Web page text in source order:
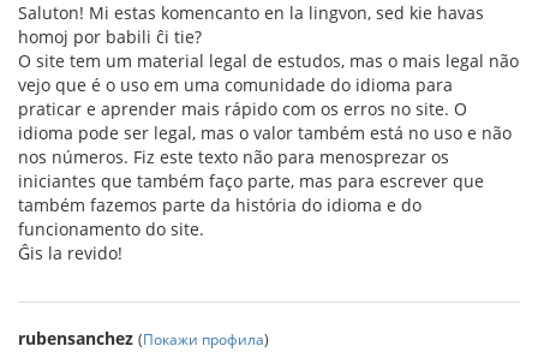
Saluton! Mi estas komencanto en la lingvon, sed kie havas
homoj por babili ĉi tie?
O site tem um material legal de estudos, mas o mais legal não
vejo que é o uso em uma comunidade do idioma para
praticar e aprender mais rápido com os erros no site. O
idioma pode ser legal, mas o valor também está no uso e não
nos números. Fiz este texto não para menosprezar os
iniciantes que também faço parte, mas para escrever que
também fazemos parte da história do idioma e do
funcionamento do site.
Ĝis la revido!
rubensanchez (Покажи профила)